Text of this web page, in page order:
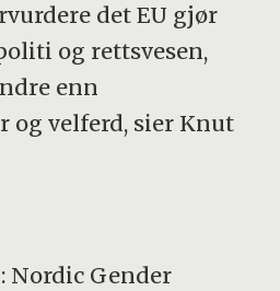
det EU gjør
og rettsvesen,
enn
velferd, sier Knut
Nordic Gender